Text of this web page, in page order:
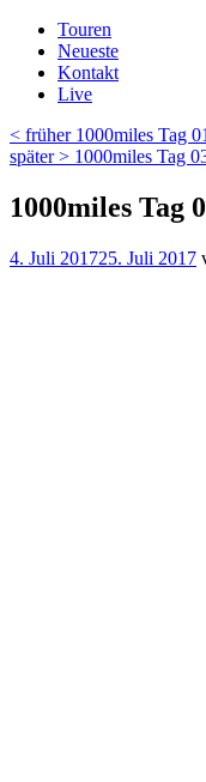
Zum
Inhalt
springen
Touren
Neueste
Kontakt
Live
Vorheriger
Beitrag
< früher 1000miles Tag
Nächster
später > 1000miles Tag
1000miles Tag
Veröffentlicht
4. Juli 201725. Juli 2017